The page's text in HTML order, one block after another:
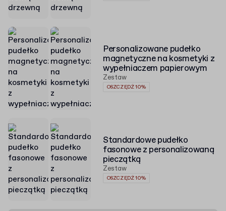
Personalizowane pudełko
magnetyczne na kosmetyki z
wypełniaczem papierowym
Zestaw
OSZCZĘDŹ 10%
Standardowe pudełko
fasonowe z personalizowaną
pieczątką
Zestaw
OSZCZĘDŹ 10%